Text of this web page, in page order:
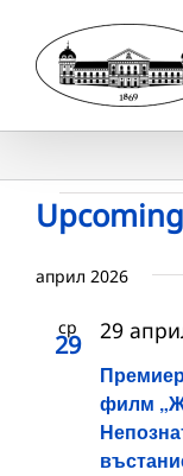
content
Събития
Upcoming
date.
април 2026
ср
29
филм
29